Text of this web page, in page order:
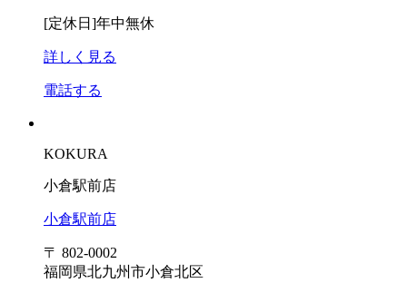
[定休日]年中無休
詳しく見る
電話する
KOKURA
小倉駅前店
小倉駅前店
〒 802-0002
福岡県北九州市小倉北区